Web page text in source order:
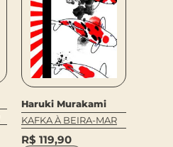
Haruki Murakami
KAFKA À BEIRA-MAR
R$ 119,90